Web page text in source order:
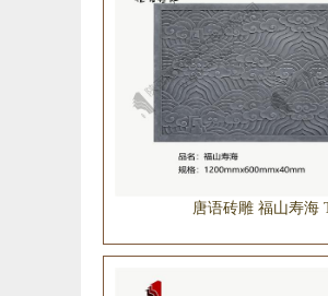
唐语砖雕 福山寿海